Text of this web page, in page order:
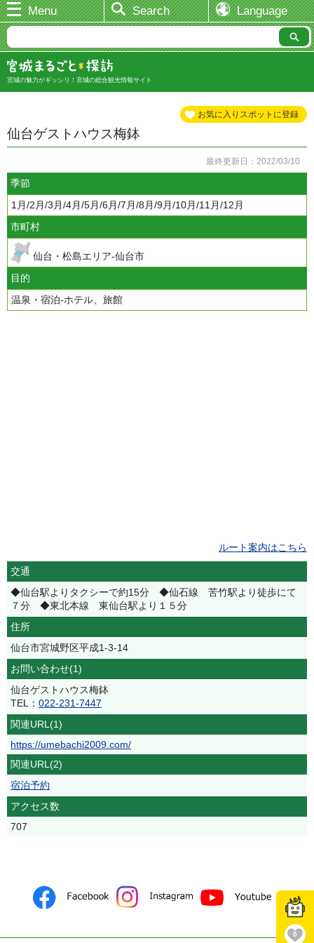
Menu Search Language
宮城の魅力がギッシリ！宮城の総合観光情報サイト
お気に入りスポットに登録
仙台ゲストハウス梅鉢
最終更新日：2022/03/10
季節
1月/2月/3月/4月/5月/6月/7月/8月/9月/10月/11月/12月
市町村
仙台・松島エリア-仙台市
目的
温泉・宿泊-ホテル、旅館
ルート案内はこちら
交通
◆仙台駅よりタクシーで約15分 ◆仙石線 苦竹駅より徒歩にて
７分 ◆東北本線 東仙台駅より１５分
住所
仙台市宮城野区平成1-3-14
お問い合わせ(1)
仙台ゲストハウス梅鉢
TEL： 022-231-7447
関連URL(1)
https://umebachi2009.com/
関連URL(2)
宿泊予約
アクセス数
707
0